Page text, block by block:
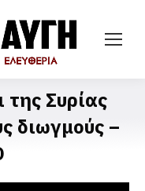
της Συρίας
διωγμούς –